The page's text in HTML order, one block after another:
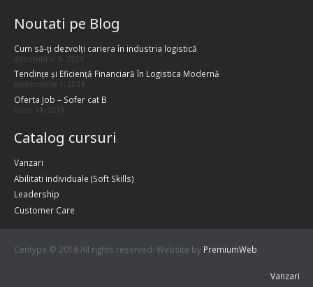
Noutati pe Blog
Cum să-ți dezvolți cariera în industria logistică
decembrie 9, 2024
Tendințe și Eficiență Financiară în Logistica Modernă
septembrie 1, 2024
Oferta Job – Sofer cat B
iunie 11, 2019
Catalog cursuri
Vanzari
Abilitati individuale (Soft Skills)
Leadership
Customer Care
Centype © 2018 All rights reserved. Website by PremiumWeb
Vanzari